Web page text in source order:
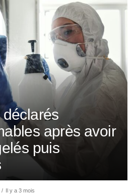
après avoir
puis
Il y a 3 mois